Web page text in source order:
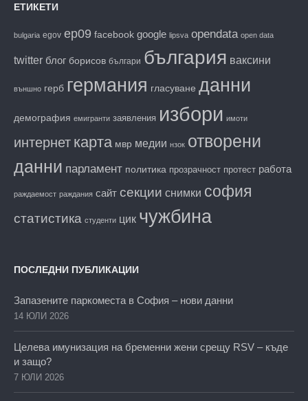
ЕТИКЕТИ
bulgaria egov ep09 facebook google lipsva opendata open data
twitter блог борисов българи българия ваксини
външно герб германия гласуване данни
демография емигранти заявления избори имоти
интернет карта мвр медии нзок отворени
данни парламент политика прозрачност протест работа
раждаемост раждания сайт секции снимки софия
статистика студенти цик чужбина
ПОСЛЕДНИ ПУБЛИКАЦИИ
Запазените паркоместа в София – нови данни
14 ЮЛИ 2026
Целева имунизация на бременни жени срещу RSV – къде
и защо?
7 ЮЛИ 2026